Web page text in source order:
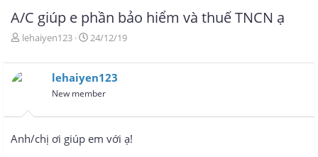
A/C giúp e phần bảo hiểm và thuế TNCN ạ
T
r
e
s
a
lehaiyen123
N
à
y
g
ử
i
24/12/19
lehaiyen123
New member
Anh/chị ơi giúp em với ạ!